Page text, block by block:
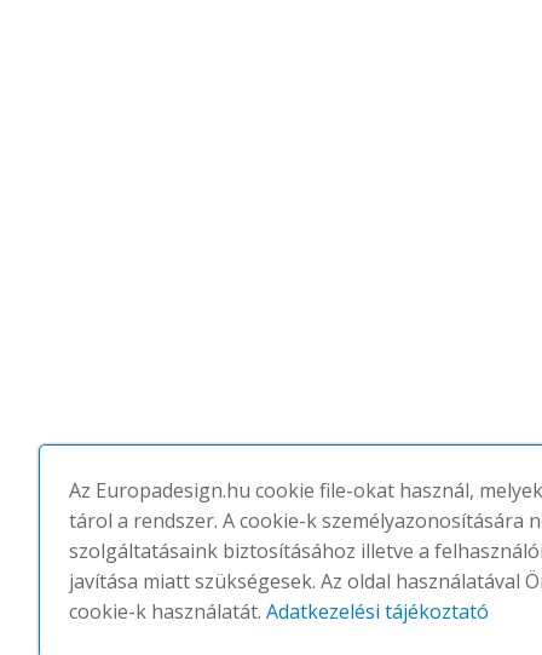
Az Europadesign.hu cookie file-okat használ,
tárol a rendszer. A cookie-k személyazonosítására
szolgáltatásaink biztosításához illetve a
javítása miatt szükségesek. Az oldal használatával
cookie-k használatát. Adatkezelési tájékoztató